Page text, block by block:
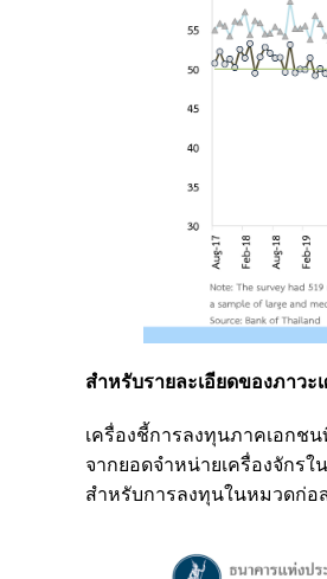
สำหรับรายละเอียดของภาวะ
เครื่องชี้การลงทุนภาคเอกช
จากยอดจำหน่ายเครื่องจักร
สำหรับการลงทุนในหมวดก่อ